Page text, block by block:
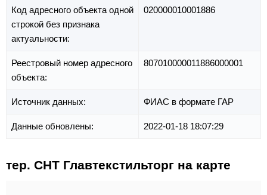
Код адресного объекта одной
строкой без признака
актуальности:
020000010001886
Реестровый номер адресного
объекта:
807010000011886000001
Источник данных: ФИАС в формате ГАР
Данные обновлены: 2022-01-18 18:07:29
тер. СНТ Главтекстильторг на карте